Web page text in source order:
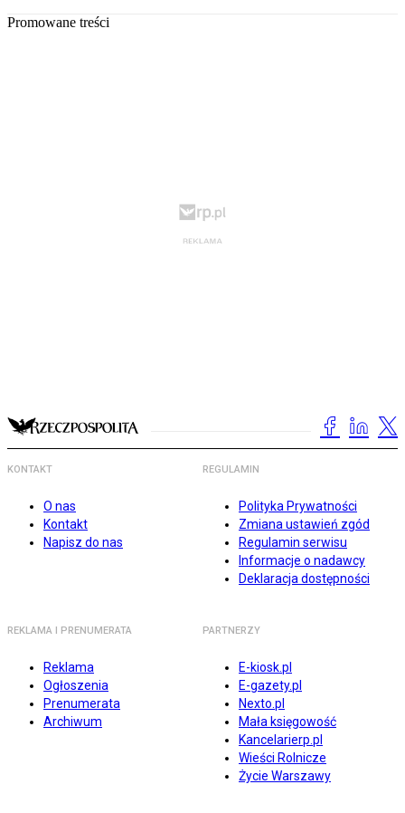
Promowane treści
KONTAKT
O nas
Kontakt
Napisz do nas
REGULAMIN
Polityka Prywatności
Zmiana ustawień zgód
Regulamin serwisu
Informacje o nadawcy
Deklaracja dostępności
REKLAMA I PRENUMERATA
Reklama
Ogłoszenia
Prenumerata
Archiwum
PARTNERZY
E-kiosk.pl
E-gazety.pl
Nexto.pl
Mała księgowość
Kancelarierp.pl
Wieści Rolnicze
Życie Warszawy